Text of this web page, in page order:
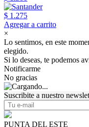
$ 1.275
Agregar a carrito
×
Lo sentimos, en este
elegido.
Si lo deseas, te podemos
Notificarme
No gracias
Suscribite a nuestro
PUNTA DEL ESTE